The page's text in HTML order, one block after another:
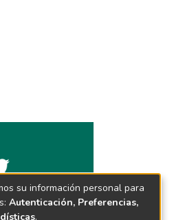
su información personal para
Autenticación, Preferencias,
.